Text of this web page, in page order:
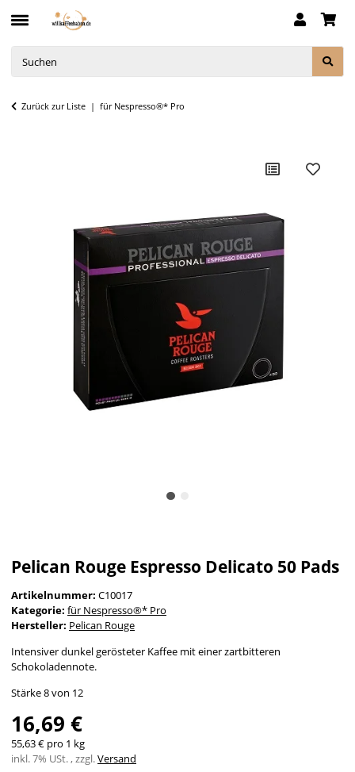
Zurück zur Liste für Nespresso®* Pro
Pelican Rouge Espresso Delicato 50 Pads
Artikelnummer: C10017
Kategorie: für Nespresso®* Pro
Hersteller: Pelican Rouge
Intensiver dunkel gerösteter Kaffee mit einer zartbitteren
Schokoladennote.
Stärke 8 von 12
16,69 €
55,63 € pro 1 kg
inkl. 7% USt. , zzgl.Versand